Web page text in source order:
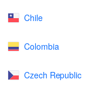
Chile
Colombia
Czech Republic